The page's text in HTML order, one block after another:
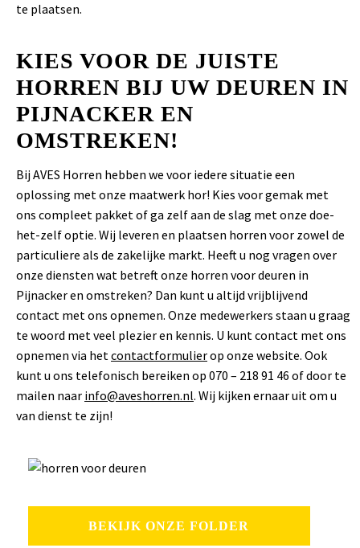
te plaatsen.
KIES VOOR DE JUISTE
HORREN BIJ UW DEUREN IN
PIJNACKER EN
OMSTREKEN!
Bij AVES Horren hebben we voor iedere situatie een
oplossing met onze maatwerk hor! Kies voor gemak met
ons compleet pakket of ga zelf aan de slag met onze doe-
het-zelf optie. Wij leveren en plaatsen horren voor zowel de
particuliere als de zakelijke markt. Heeft u nog vragen over
onze diensten wat betreft onze horren voor deuren in
Pijnacker en omstreken? Dan kunt u altijd vrijblijvend
contact met ons opnemen. Onze medewerkers staan u graag
te woord met veel plezier en kennis. U kunt contact met ons
opnemen via hetcontactformulierop onze website. Ook
kunt u ons telefonisch bereiken op 070 – 218 91 46 of door te
mailen naar info@aveshorren.nl. Wij kijken ernaar uit om u
van dienst te zijn!
BEKIJK ONZE FOLDER